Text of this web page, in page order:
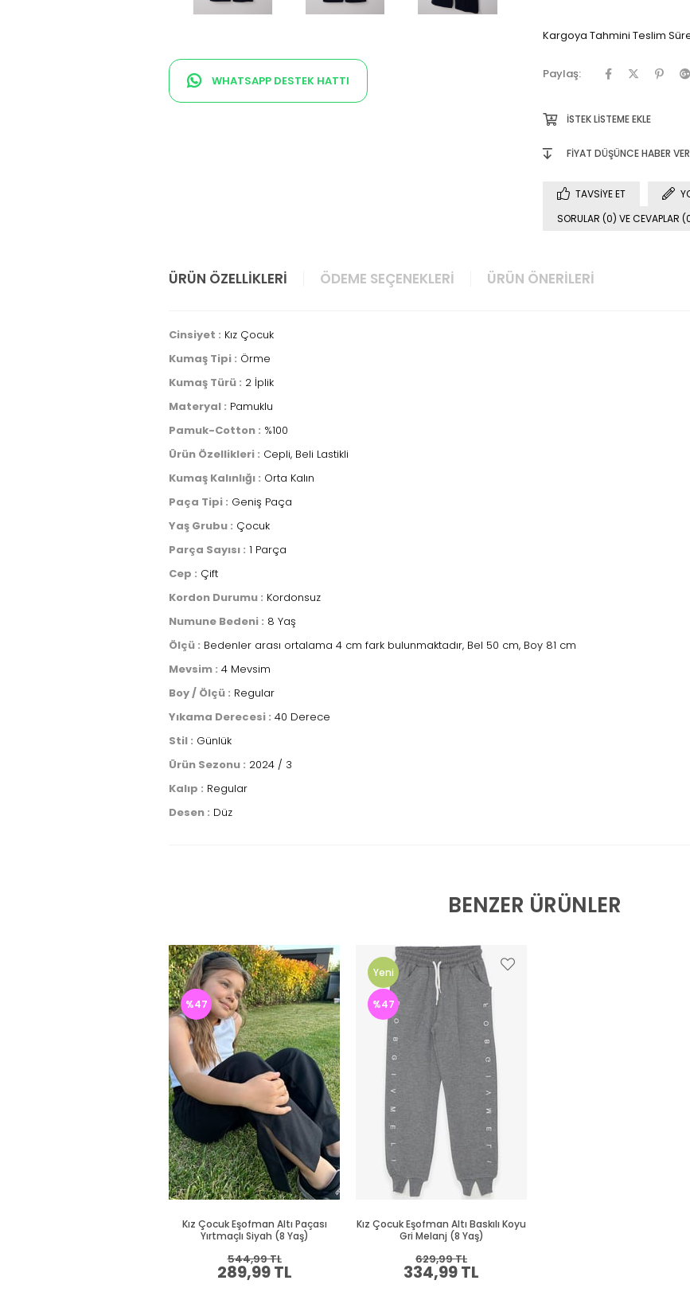
WHATSAPP DESTEK HATTI
Kargoya Tahmini Teslim
Paylaş:
İSTEK LISTEME EKLE
FIYAT DÜŞÜNCE HABER VER
TAVSIYE ET
SORULAR (0) VE CEVAPLAR
ÜRÜN ÖZELLIKLERI ÖDEME SEÇENEKLERI ÜRÜN ÖNERILERI
Cinsiyet : Kız Çocuk
Kumaş Tipi : Örme
Kumaş Türü : 2 İplik
Materyal : Pamuklu
Pamuk-Cotton : %100
Ürün Özellikleri : Cepli, Beli Lastikli
Kumaş Kalınlığı : Orta Kalın
Paça Tipi : Geniş Paça
Yaş Grubu : Çocuk
Parça Sayısı : 1 Parça
Cep : Çift
Kordon Durumu : Kordonsuz
Numune Bedeni : 8 Yaş
Ölçü : Bedenler arası ortalama 4 cm fark bulunmaktadır, Bel 50 cm, Boy 81 cm
Mevsim : 4 Mevsim
Boy / Ölçü : Regular
Yıkama Derecesi : 40 Derece
Stil : Günlük
Ürün Sezonu : 2024 / 3
Kalıp : Regular
Desen : Düz
BENZER ÜRÜNLER
Kız Çocuk Eşofman Altı Paçası
Yırtmaçlı Siyah (8 Yaş)
289,99 TL
544,99 TL
%47
Kız Çocuk Eşofman Altı Baskılı Koyu
Gri Melanj (8 Yaş)
334,99 TL
629,99 TL
%47
Yeni
Ürün